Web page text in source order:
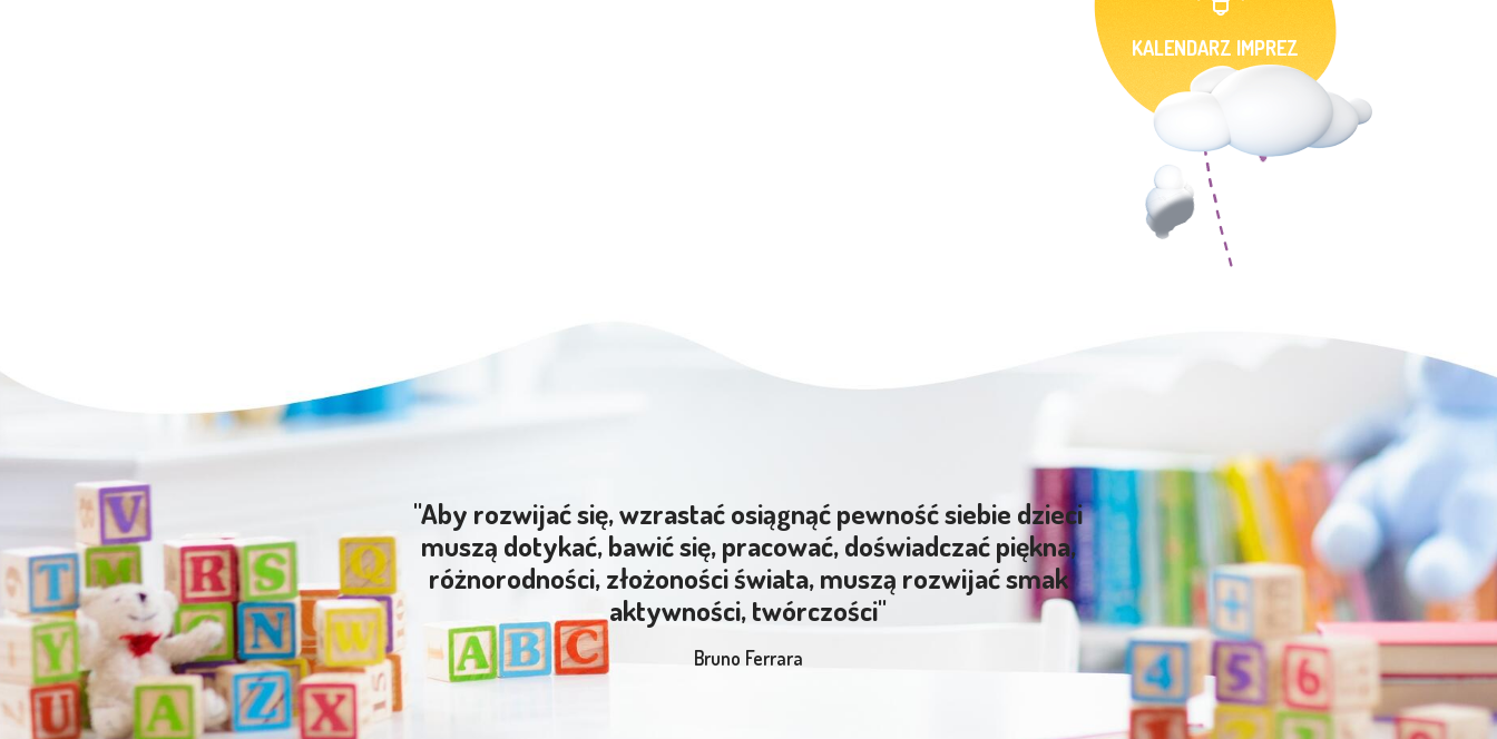
KALENDARZ IMPREZ
"Aby rozwijać się, wzrastać osiągnąć pewność siebie dzieci
muszą dotykać, bawić się, pracować, doświadczać piękna,
różnorodności, złożoności świata, muszą rozwijać smak
aktywności, twórczości"
Bruno Ferrara